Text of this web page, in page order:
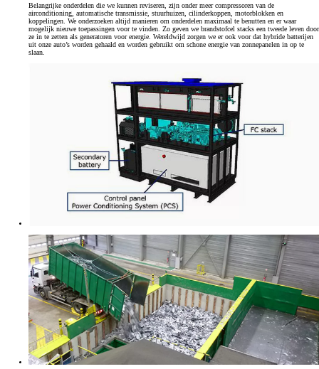
Belangrijke onderdelen die we kunnen reviseren, zijn onder meer compressoren van de
airconditioning, automatische transmissie, stuurhuizen, cilinderkoppen, motorblokken en
koppelingen. We onderzoeken altijd manieren om onderdelen maximaal te benutten en er waar
mogelijk nieuwe toepassingen voor te vinden. Zo geven we brandstofcel stacks een tweede leven door
ze in te zetten als generatoren voor energie. Wereldwijd zorgen we er ook voor dat hybride batterijen
uit onze auto’s worden gehaald en worden gebruikt om schone energie van zonnepanelen in op te
slaan.